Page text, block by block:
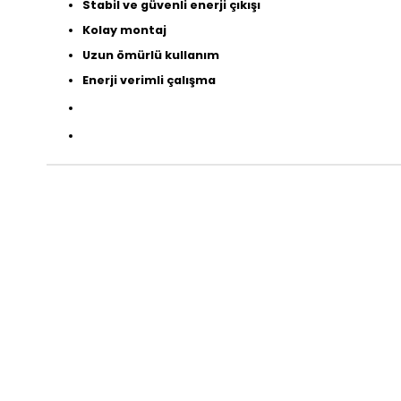
Stabil ve güvenli enerji çıkışı
Kolay montaj
Uzun ömürlü kullanım
Enerji verimli çalışma